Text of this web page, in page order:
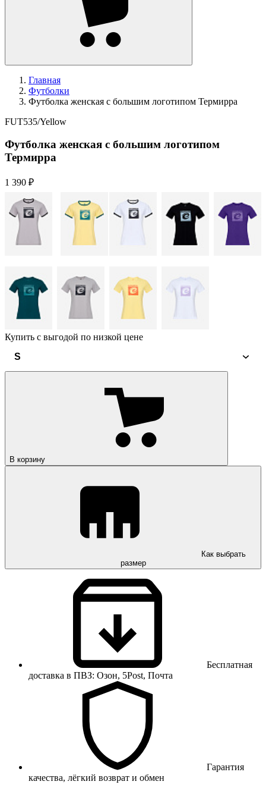
Главная
Футболки
Футболка женская с большим логотипом Термирра
FUT535/Yellow
Футболка женская с большим логотипом
Термирра
1 390 ₽
Купить с выгодой по низкой цене
S
В корзину
Как выбрать
размер
Бесплатная
доставка в ПВЗ: Озон, 5Post, Почта
Гарантия
качества, лёгкий возврат и обмен